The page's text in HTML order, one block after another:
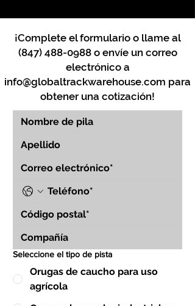
¡Complete el formulario o llame al
(847) 488-0988o envíe un correo
electrónico a
info@globaltrackwarehouse.com para
obtener una cotización!
Seleccione el tipo de pista
Orugas de caucho para uso
agrícola